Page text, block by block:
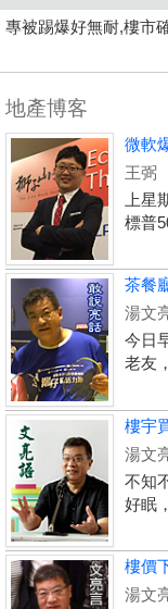
專被踢爆好無耐,樓市
地產博客
微軟
王弼
上星
標普
茶餐
湯文
今日
老友
樓宇
湯文
不知
好眠
樓價
湯文